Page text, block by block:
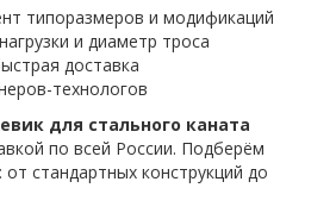
типоразмеров и модификаций
и диаметр троса
доставка
технологов
для стального каната
по всей России. Подберём
стандартных конструкций до